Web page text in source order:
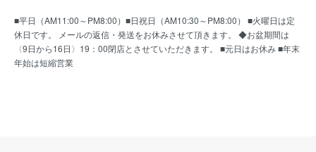
■平日（AM11:00～PM8:00）■日祝日（AM10:30～PM8:00） ■火曜日は定
休日です。 メールの返信・発送をお休みさせて頂きます。 ◆お盆期間は
〈9日から16日〉19：00閉店とさせていただきます。 ■元日はお休み ■年末
年始は短縮営業